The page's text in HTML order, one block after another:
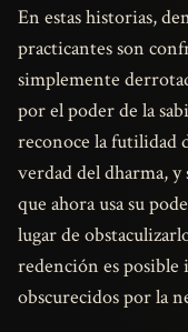
En estas historias,
practicantes son
simplemente
por el poder de la
reconoce la futilidad
verdad del dharma,
que ahora usa su
lugar de
redención es posible
obscurecidos por la